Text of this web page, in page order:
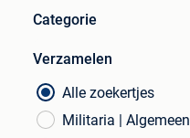
Categorie
Verzamelen
Alle zoekertjes
Militaria | Algemeen